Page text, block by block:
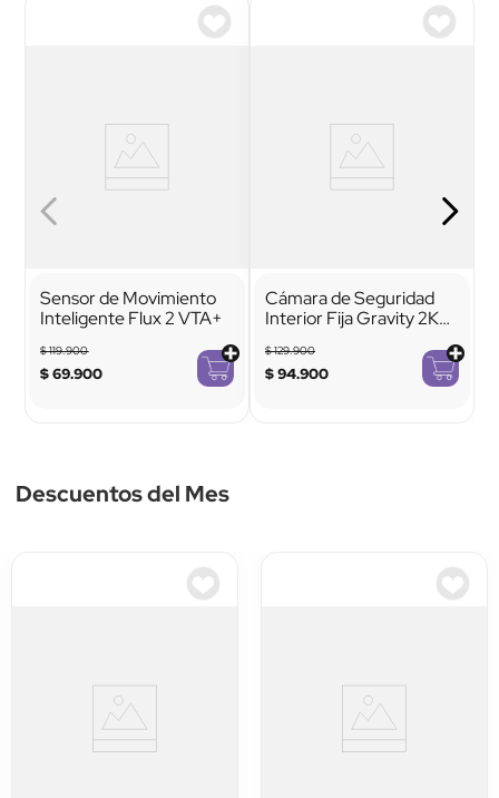
Sensor de Movimiento
Inteligente Flux 2 VTA+
$119.900
$ 69.900
Cámara de Seguridad
Interior Fija Gravity 2K
$129.900
$94.900
Descuentos del Mes